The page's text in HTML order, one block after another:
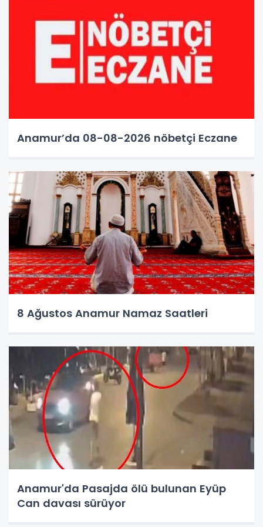
Anamur’da 08-08-2026 nöbetçi Eczane
8 Ağustos Anamur Namaz Saatleri
Anamur'da Pasajda ölü bulunan Eyüp
Can davası sürüyor